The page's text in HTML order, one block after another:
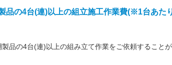
品の4台(連)以上の組立施工作業費(※1台あた
品の4台(連)以上の組み立て作業をご依頼することが